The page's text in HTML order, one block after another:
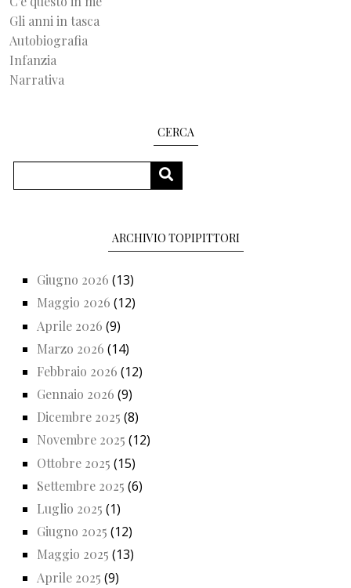
Gli anni in tasca
Autobiografia
Infanzia
Narrativa
CERCA
CERCA
ARCHIVIO TOPIPITTORI
Giugno 2026 (13)
Maggio 2026 (12)
Aprile 2026 (9)
Marzo 2026 (14)
Febbraio 2026 (12)
Gennaio 2026 (9)
Dicembre 2025 (8)
Novembre 2025 (12)
Ottobre 2025 (15)
Settembre 2025 (6)
Luglio 2025 (1)
Giugno 2025 (12)
Maggio 2025 (13)
Aprile 2025 (9)